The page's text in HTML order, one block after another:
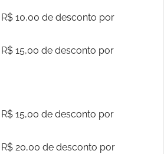
10,00 de desconto por
15,00 de desconto por
15,00 de desconto por
20,00 de desconto por